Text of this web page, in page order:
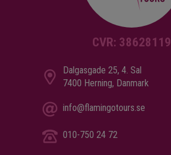
CVR: 38628119
Dalgasgade 25, 4. Sal
7400 Herning, Danmark
info@flamingotours.se
010-750 24 72